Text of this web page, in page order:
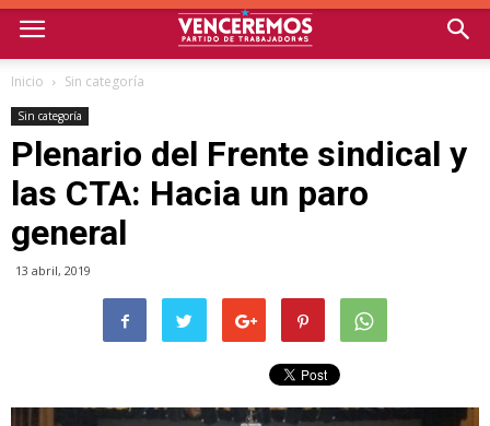
Inicio Sin categoría
Sin categoría
Plenario del Frente sindical y
las CTA: Hacia un paro
general
13 abril, 2019